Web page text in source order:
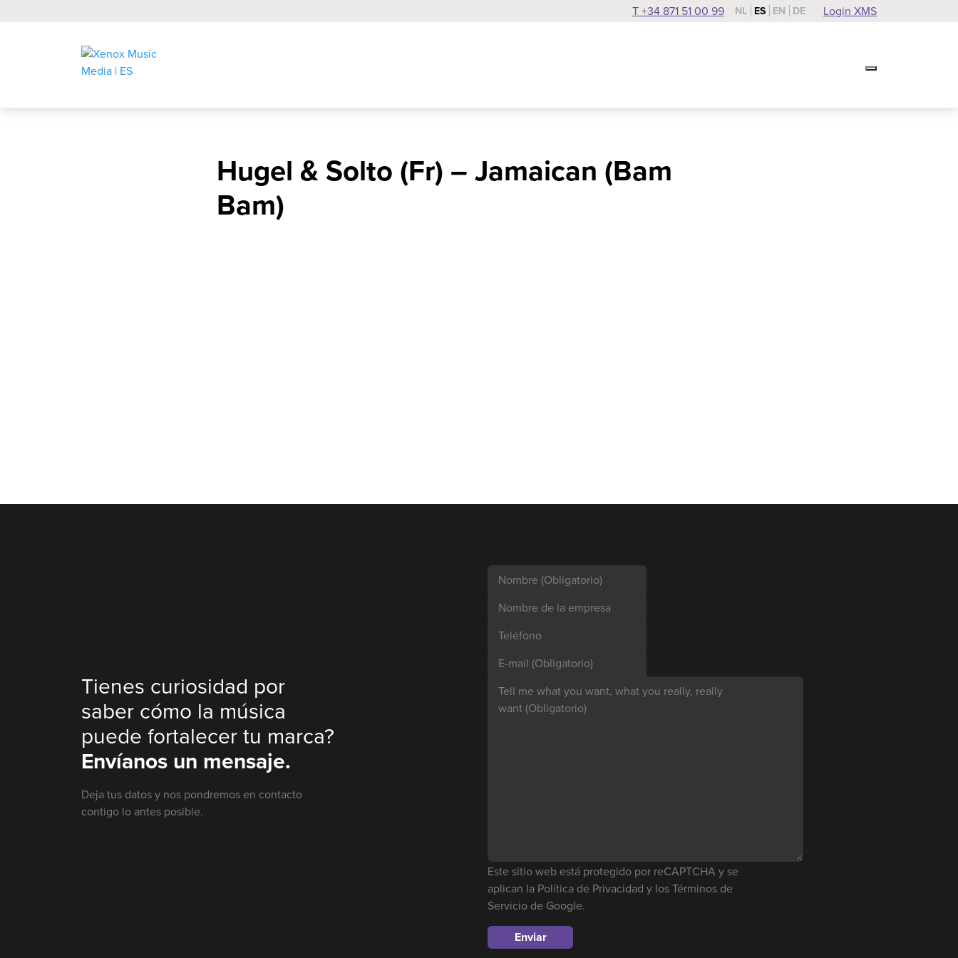
T +34 871 51 00 99 NL ES EN DE Login XMS
Hugel & Solto (Fr) – Jamaican (Bam
Bam)
Tienes curiosidad por
saber cómo la música
puede fortalecer tu marca?
Envíanos un mensaje.
Deja tus datos y nos pondremos en contacto
contigo lo antes posible.
Nombre (Obligatorio)
Nombre de la empresa
Teléfono
E-mail (Obligatorio)
Tell me what you want, what you really, really
want (Obligatorio)
Este sitio web está protegido por reCAPTCHA y se
aplican la Política de Privacidad y losTérminos de
Servicio de Google.